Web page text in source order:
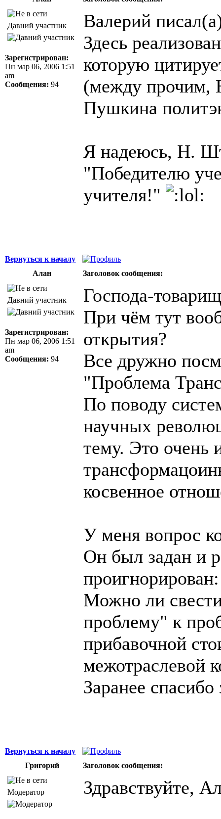
Давний участник
Зарегистрирован:
Пн мар 06, 2006 1:51
am
Сообщения: 94
Валерий
Здесь
которую
(между
Пушкина
Я надеюсь, H.
"Победителю
учителя!"
Вернуться к началу
Алан
Заголовок сообщения:
Давний участник
Зарегистрирован:
Пн мар 06, 2006 1:51
am
Сообщения: 94
Господа-
При чём тут
открытия?
Все дружно
"Проблема
По поводу
научных
тему. Это очень
косвенное
У меня вопрос
Он был задан и
проигнорирован:
Можно ли
проблему" к
прибавочной
межотраслевой
Заранее
Вернуться к началу
Григорий
Заголовок сообщения:
Модератор Здравствуйте,